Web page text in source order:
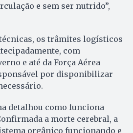
e sem ser nutrido”,
os trâmites logísticos
com
e até da Força Aérea
por disponibilizar
detalhou como funciona
a morte cerebral, a
orgânico funcionando e